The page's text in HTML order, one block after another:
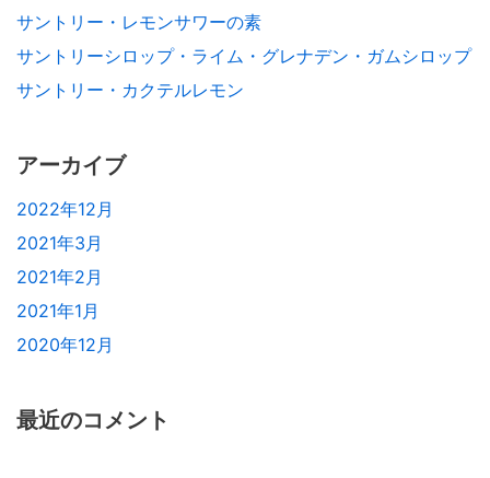
サントリー・レモンサワーの素
サントリーシロップ・ライム・グレナデン・ガムシロップ
サントリー・カクテルレモン
アーカイブ
2022年12月
2021年3月
2021年2月
2021年1月
2020年12月
最近のコメント